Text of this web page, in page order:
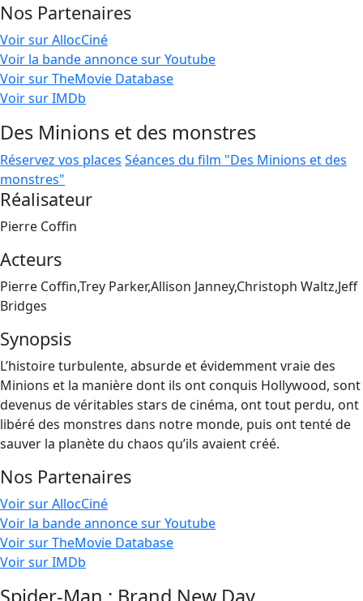
Nos Partenaires
Voir sur AllocCiné
Voir la bande annonce sur Youtube
Voir sur TheMovie Database
Voir sur IMDb
Des Minions et des monstres
Réservez vos places Séances du film "Des Minions et des
monstres"
Réalisateur
Pierre Coffin
Acteurs
Pierre Coffin,Trey Parker,Allison Janney,Christoph Waltz,Jeff
Bridges
Synopsis
L’histoire turbulente, absurde et évidemment vraie des
Minions et la manière dont ils ont conquis Hollywood, sont
devenus de véritables stars de cinéma, ont tout perdu, ont
libéré des monstres dans notre monde, puis ont tenté de
sauver la planète du chaos qu’ils avaient créé.
Nos Partenaires
Voir sur AllocCiné
Voir la bande annonce sur Youtube
Voir sur TheMovie Database
Voir sur IMDb